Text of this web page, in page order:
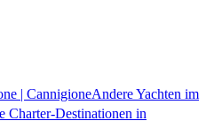
| CannigioneAndere Yachten im
Charter-Destinationen in